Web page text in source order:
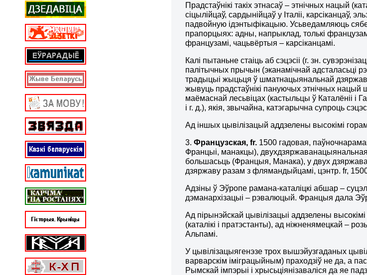
Прадстаўнікі такіх этнасаў – этнічных нацый
сіцылійцаў, сардынійцаў у Італіі,
падвойную ідэнтыфікацыю. Усьведамляюць сябе
прапорцыях: адны, напрыклад, толькі
французамі, чацьвёртыя – карсіканцамі.
Калі пытаньне стаіць аб сэцэсіі (г. зн.
палітычных прычын (эканамічнай адсталасьці
традыцыі жыцьця ў шматнацыянальнай
жывуць прадстаўнікі пануючых этнічных нацый
маёмаснай лесьвіцах (кастыльцы ў Каталёніі і
і г. д.), якія, звычайна, катэгарычна супроць
Ад іншых цывілізацый аддзелены высокімі
3.Французская, fr. 1500 гадовая,
Францыі, манакцы),
большасьць (Францыя, Манака), у двух
дзяржаву разам з флямандыйцамі, цэнтр. fr,
Адзіны ў Эўропе рамана-каталіцкі абшар –
дэманархізацыі – рэвалюцый. Францыя дала
Ад пірынэйскай цывілізацыі аддзелены
(каталікі і пратэстанты), ад ніжненямецкай –
Альпамі.
У цывілізацыягенэзе трох вышэйузгаданых
варварскім іміграцыйным) праходзіў не да, а
Рымскай імпэрыі і хрысьціянізаваліся да яе